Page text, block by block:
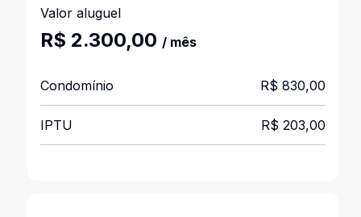
Valor aluguel
R$ 2.300,00 / mês
Condomínio R$ 830,00
IPTU R$ 203,00